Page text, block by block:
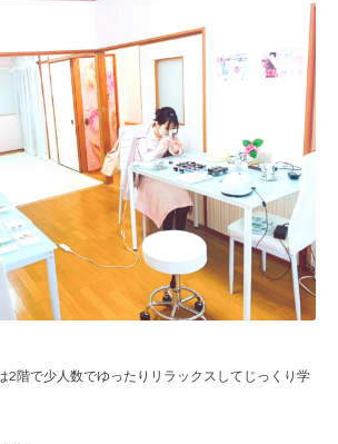
2階で少人数でゆったりリラックスしてじっくり学